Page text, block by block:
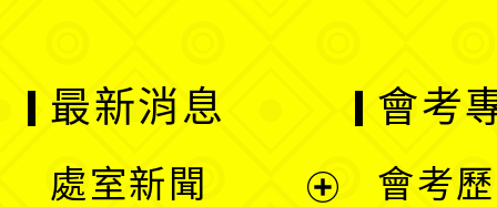
最新消息
處室新聞
會考
會考